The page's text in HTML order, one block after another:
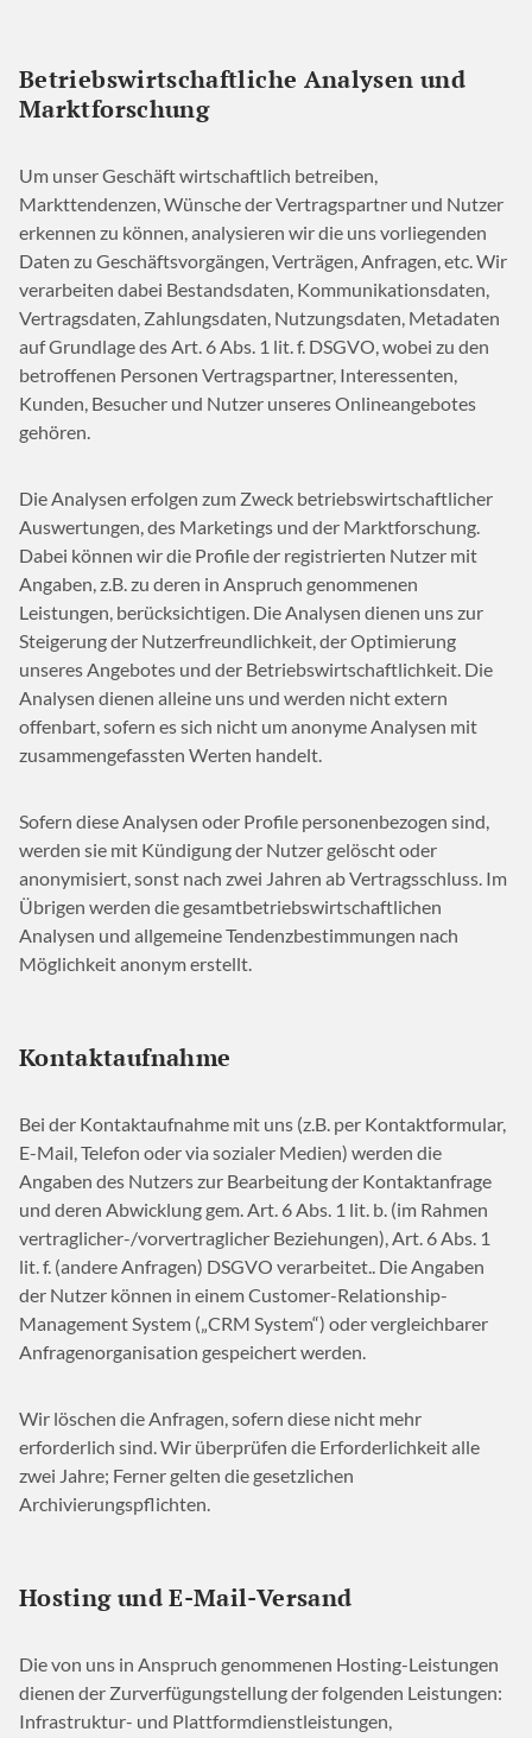
Betriebswirtschaftliche Analysen und
Marktforschung
Um unser Geschäft wirtschaftlich betreiben,
Markttendenzen, Wünsche der Vertragspartner und Nutzer
erkennen zu können, analysieren wir die uns vorliegenden
Daten zu Geschäftsvorgängen, Verträgen, Anfragen, etc. Wir
verarbeiten dabei Bestandsdaten, Kommunikationsdaten,
Vertragsdaten, Zahlungsdaten, Nutzungsdaten, Metadaten
auf Grundlage des Art. 6 Abs. 1 lit. f. DSGVO, wobei zu den
betroffenen Personen Vertragspartner, Interessenten,
Kunden, Besucher und Nutzer unseres Onlineangebotes
gehören.
Die Analysen erfolgen zum Zweck betriebswirtschaftlicher
Auswertungen, des Marketings und der Marktforschung.
Dabei können wir die Profile der registrierten Nutzer mit
Angaben, z.B. zu deren in Anspruch genommenen
Leistungen, berücksichtigen. Die Analysen dienen uns zur
Steigerung der Nutzerfreundlichkeit, der Optimierung
unseres Angebotes und der Betriebswirtschaftlichkeit. Die
Analysen dienen alleine uns und werden nicht extern
offenbart, sofern es sich nicht um anonyme Analysen mit
zusammengefassten Werten handelt.
Sofern diese Analysen oder Profile personenbezogen sind,
werden sie mit Kündigung der Nutzer gelöscht oder
anonymisiert, sonst nach zwei Jahren ab Vertragsschluss. Im
Übrigen werden die gesamtbetriebswirtschaftlichen
Analysen und allgemeine Tendenzbestimmungen nach
Möglichkeit anonym erstellt.
Kontaktaufnahme
Bei der Kontaktaufnahme mit uns (z.B. per Kontaktformular,
E-Mail, Telefon oder via sozialer Medien) werden die
Angaben des Nutzers zur Bearbeitung der Kontaktanfrage
und deren Abwicklung gem. Art. 6 Abs. 1 lit. b. (im Rahmen
vertraglicher-/vorvertraglicher Beziehungen), Art. 6 Abs. 1
lit. f. (andere Anfragen) DSGVO verarbeitet.. Die Angaben
der Nutzer können in einem Customer-Relationship-
Management System („CRM System“) oder vergleichbarer
Anfragenorganisation gespeichert werden.
Wir löschen die Anfragen, sofern diese nicht mehr
erforderlich sind. Wir überprüfen die Erforderlichkeit alle
zwei Jahre; Ferner gelten die gesetzlichen
Archivierungspflichten.
Hosting und E-Mail-Versand
Die von uns in Anspruch genommenen Hosting-Leistungen
dienen der Zurverfügungstellung der folgenden Leistungen:
Infrastruktur- und Plattformdienstleistungen,